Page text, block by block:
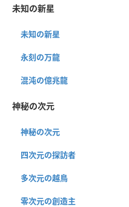
未知の新星
未知の新星
永刻の万龍
混沌の億兆龍
神秘の次元
神秘の次元
四次元の探訪者
多次元の越鳥
零次元の創造主